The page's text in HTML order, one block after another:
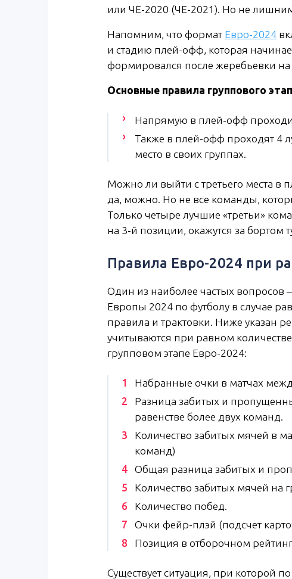
или ЧЕ-2020 (ЧЕ-2021). Но не
Напомним, что формат Евро-2024
и стадию плей-офф, которая
формировался после жеребьевки на
Основные правила группового
Напрямую в плей-офф
Также в плей-офф проходят 4
место в своих группах.
Можно ли выйти с третьего места в
да, можно. Но не все команды,
Только четыре лучшие «третьи»
на 3-й позиции, окажутся за бортом
Правила Евро-2024 при
Один из наиболее частых вопросов
Европы 2024 по футболу в случае
правила и трактовки. Ниже указан
учитываются при равном
групповом этапе Евро-2024:
Набранные очки в матчах
Разница забитых и
равенстве более двух команд.
Количество забитых мячей в
команд)
Общая разница забитых и
Количество забитых мячей на
Количество побед.
Очки фейр-плэй (подсчет
Позиция в отборочном
Существует ситуация, при которой